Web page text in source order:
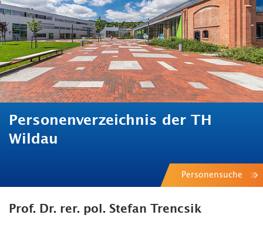
INTERNATIONAL
BESCHÄFTIGTE
Blogs Kontakt und Anfahrt Webmail Moodle
TH Online-Portal Personensuche English
Personenverzeichnis der TH
Wildau
Personensuche
Prof. Dr. rer. pol. Stefan Trencsik